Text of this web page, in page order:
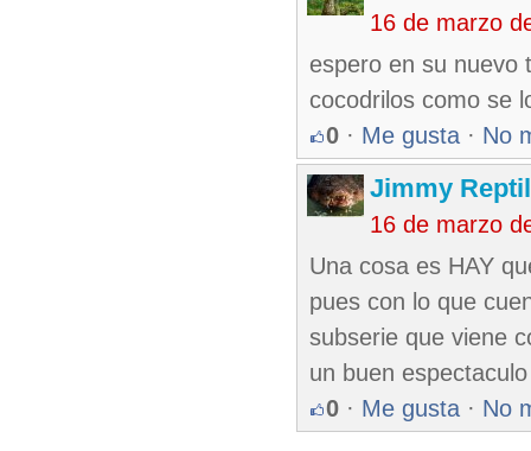
16 de marzo
espero en su nuevo
cocodrilos como se
0 · Me gusta · No
Jimmy
16 de marzo
Una cosa es HAY
pues con lo que
subserie que viene
un buen
0 · Me gusta · No